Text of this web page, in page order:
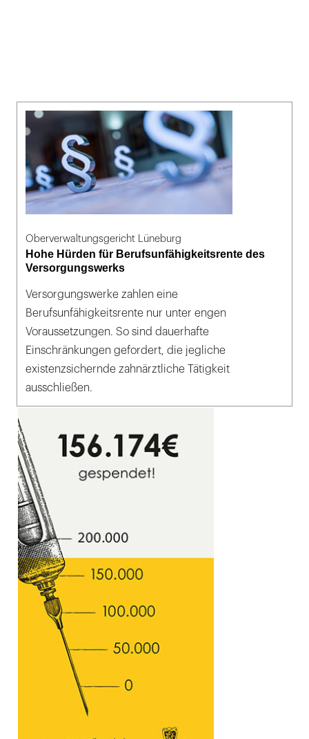
Oberverwaltungsgericht Lüneburg
Hohe Hürden für Berufsunfähigkeitsrente des
Versorgungswerks
Versorgungswerke zahlen eine
Berufsunfähigkeitsrente nur unter engen
Voraussetzungen. So sind dauerhafte
Einschränkungen gefordert, die jegliche
existenzsichernde zahnärztliche Tätigkeit
ausschließen.